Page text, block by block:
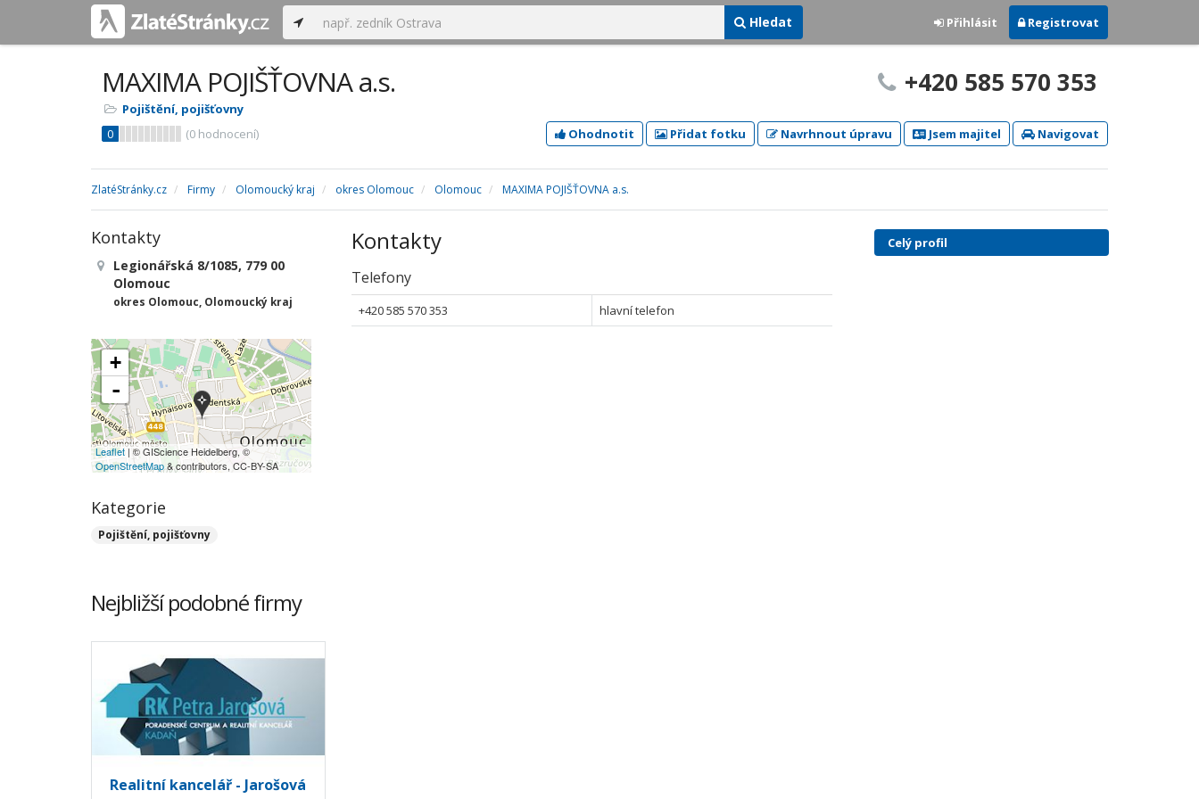
Hledat Přihlásit Registrovat
MAXIMA POJIŠŤOVNA a.s.
Pojištění, pojišťovny
0
(0 hodnocení)
+420 585 570 353
Ohodnotit Přidat fotku Navrhnout úpravu Jsem majitel Navigovat
ZlatéStránky.cz Firmy Olomoucký kraj okres Olomouc Olomouc MAXIMA POJIŠŤOVNA a.s.
Kontakty
Telefony
+420 585 570 353 hlavní telefon
Kontakty
Legionářská 8/1085, 779 00
Olomouc
okres Olomouc, Olomoucký kraj
+
-
Leaflet| © GIScience Heidelberg, ©
OpenStreetMap& contributors, CC-BY-SA
Kategorie
Pojištění, pojišťovny
Celý profil
Nejbližší podobné firmy
Realitní kancelář - Jarošová